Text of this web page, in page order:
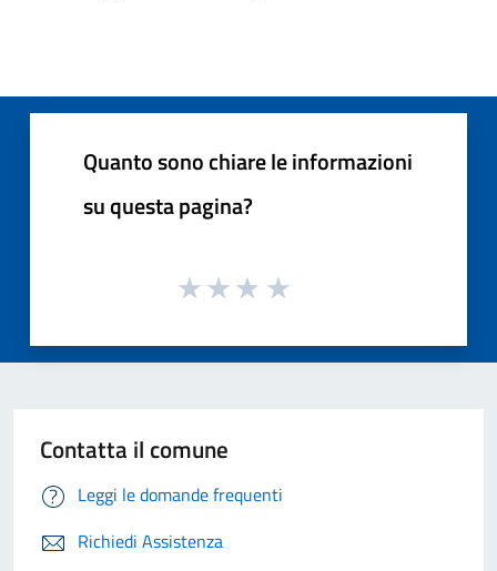
Quanto sono chiare le informazioni
su questa pagina?
Contatta il comune
Leggi le domande frequenti
Richiedi Assistenza